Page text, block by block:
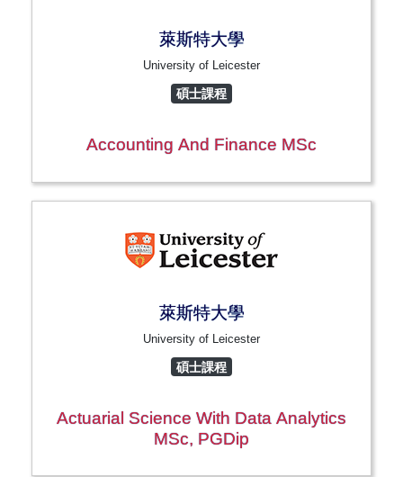
萊斯特大學
University of Leicester
碩士課程
Accounting And Finance MSc
萊斯特大學
University of Leicester
碩士課程
Actuarial Science With Data Analytics
MSc, PGDip